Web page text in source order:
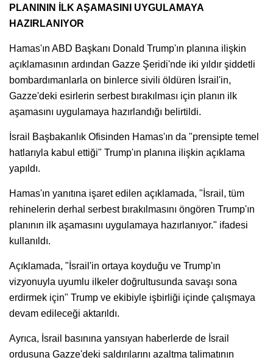
PLANININ İLK AŞAMASINI UYGULAMAYA
HAZIRLANIYOR
Hamas'ın ABD Başkanı Donald Trump'ın planına ilişkin
açıklamasının ardından Gazze Şeridi'nde iki yıldır şiddetli
bombardımanlarla on binlerce sivili öldüren İsrail'in,
Gazze'deki esirlerin serbest bırakılması için planın ilk
aşamasını uygulamaya hazırlandığı belirtildi.
İsrail Başbakanlık Ofisinden Hamas'ın da "prensipte temel
hatlarıyla kabul ettiği" Trump'ın planına ilişkin açıklama
yapıldı.
Hamas'ın yanıtına işaret edilen açıklamada, "İsrail, tüm
rehinelerin derhal serbest bırakılmasını öngören Trump'ın
planının ilk aşamasını uygulamaya hazırlanıyor." ifadesi
kullanıldı.
Açıklamada, "İsrail'in ortaya koyduğu ve Trump'ın
vizyonuyla uyumlu ilkeler doğrultusunda savaşı sona
erdirmek için" Trump ve ekibiyle işbirliği içinde çalışmaya
devam edileceği aktarıldı.
Ayrıca, İsrail basınına yansıyan haberlerde de İsrail
ordusuna Gazze'deki saldırılarını azaltma talimatının